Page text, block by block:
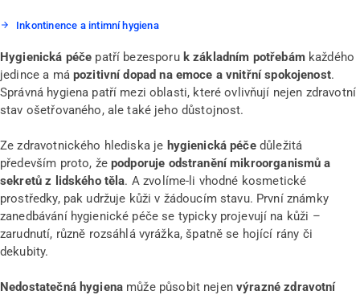
Inkontinence a intimní hygiena
Hygienická péče patří bezesporu k základním potřebám každého
jedince a má pozitivní dopad na emoce a vnitřní spokojenost.
Správná hygiena patří mezi oblasti, které ovlivňují nejen zdravotní
stav ošetřovaného, ale také jeho důstojnost.
Ze zdravotnického hlediska je hygienická péčedůležitá
především proto, žepodporuje odstranění mikroorganismů a
sekretů z lidského těla. A zvolíme-li vhodné kosmetické
prostředky, pak udržuje kůži v žádoucím stavu. První známky
zanedbávání hygienické péče se typicky projevují na kůži –
zarudnutí, různě rozsáhlá vyrážka, špatně se hojící rány či
dekubity.
Nedostatečná hygiena může působit nejen výrazné zdravotní